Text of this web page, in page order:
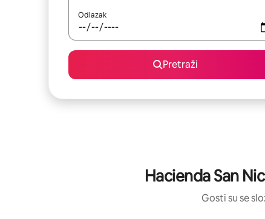
Odlazak
Pretraži
Hacienda San
Gosti su se